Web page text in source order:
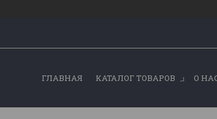
ГЛАВНАЯ КАТАЛОГ ТОВАРОВ О